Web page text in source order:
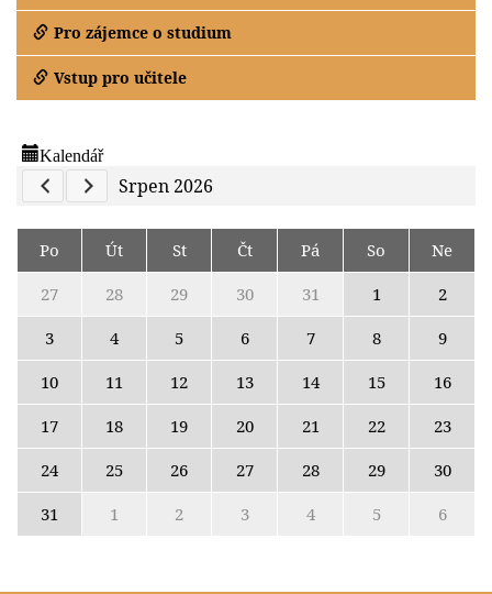
Pro zájemce o studium
Vstup pro učitele
Kalendář
Previous Calendar
Next Calendar
Srpen 2026
Po Út St Čt Pá So
Ne
27
28 29 30 31 1
2
3
4 5 6 7 8
9
10
11 12 13 14 15
16
17
18 19 20 21 22
23
24
25 26 27 28 29
30
31
1 2 3 4 5 6